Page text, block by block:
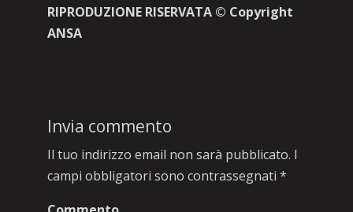
RIPRODUZIONE RISERVATA © Copyright
ANSA
Invia commento
Il tuo indirizzo email non sarà pubblicato. I
campi obbligatori sono contrassegnati *